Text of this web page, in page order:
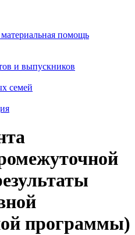
помощь
и выпускников
семей
программы)